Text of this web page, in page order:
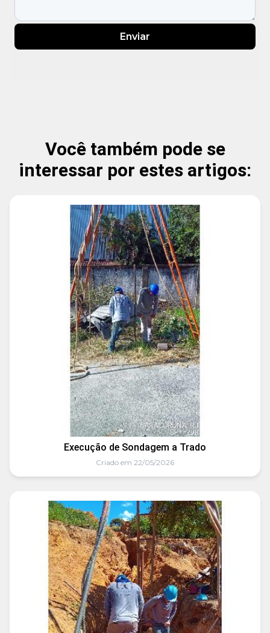
Enviar
Você também pode se
interessar por estes artigos:
Execução de Sondagem a Trado
Criado em 22/05/2026